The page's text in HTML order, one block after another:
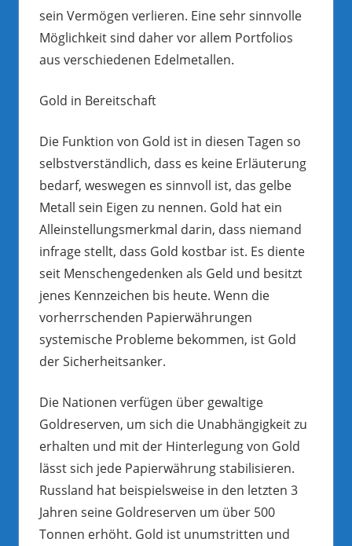
sein Vermögen verlieren. Eine sehr sinnvolle
Möglichkeit sind daher vor allem Portfolios
aus verschiedenen Edelmetallen.
Gold in Bereitschaft
Die Funktion von Gold ist in diesen Tagen so
selbstverständlich, dass es keine Erläuterung
bedarf, weswegen es sinnvoll ist, das gelbe
Metall sein Eigen zu nennen. Gold hat ein
Alleinstellungsmerkmal darin, dass niemand
infrage stellt, dass Gold kostbar ist. Es diente
seit Menschengedenken als Geld und besitzt
jenes Kennzeichen bis heute. Wenn die
vorherrschenden Papierwährungen
systemische Probleme bekommen, ist Gold
der Sicherheitsanker.
Die Nationen verfügen über gewaltige
Goldreserven, um sich die Unabhängigkeit zu
erhalten und mit der Hinterlegung von Gold
lässt sich jede Papierwährung stabilisieren.
Russland hat beispielsweise in den letzten 3
Jahren seine Goldreserven um über 500
Tonnen erhöht. Gold ist unumstritten und